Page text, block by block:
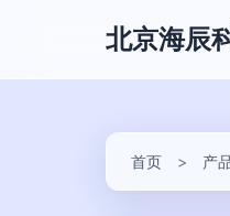
北京海辰
首页 > 产